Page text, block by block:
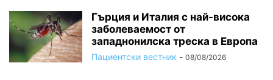
Гърция и Италия с най-висока
заболеваемост от
западнонилска треска в Европа
Пациентски вестник - 08/08/2026